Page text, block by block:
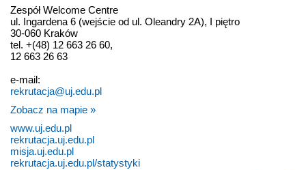
Zespół Welcome Centre
ul. Ingardena 6 (wejście od ul. Oleandry 2A), I piętro
30-060 Kraków
tel. +(48) 12 663 26 60,
12 663 26 63
e-mail:
rekrutacja@uj.edu.pl
Zobacz na mapie »
www.uj.edu.pl
rekrutacja.uj.edu.pl
misja.uj.edu.pl
rekrutacja.uj.edu.pl/statystyki